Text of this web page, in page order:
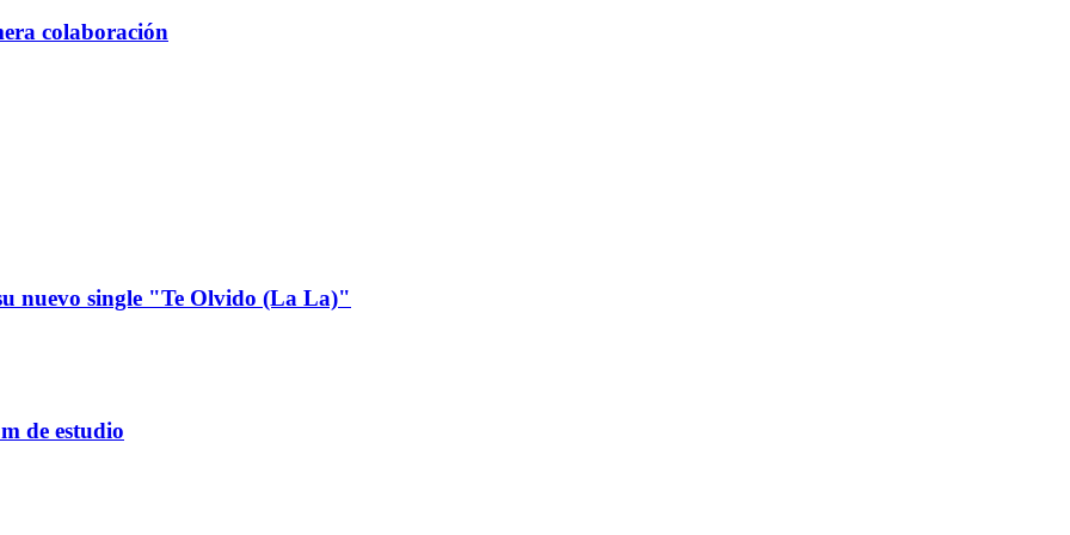
colaboración
nuevo single "Te Olvido (La La)"
de estudio